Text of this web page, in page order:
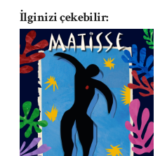
İlginizi çekebilir: